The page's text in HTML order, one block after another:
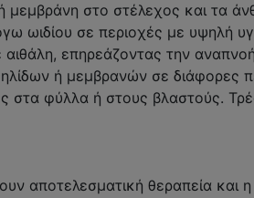
μεμβράνη στο στέλεχος και τα
ωιδίου σε περιοχές με υψηλή
επηρεάζοντας την
ή μεμβρανών σε διάφορες
στα φύλλα ή στους βλαστούς.
αποτελεσματική θεραπεία και